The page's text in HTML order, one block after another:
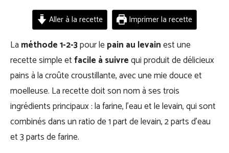
Aller à la recette Imprimer la recette
La méthode 1-2-3pour lepain au levainest une
recette simple etfacile à suivrequi produit de délicieux
pains à la croûte croustillante, avec une mie douce et
moelleuse. La recette doit son nom à ses trois
ingrédients principaux : la farine, l’eau et le levain, qui sont
combinés dans un ratio de 1 part de levain, 2 parts d’eau
et 3 parts de farine.